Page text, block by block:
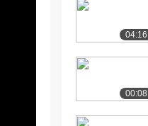
04:16
00:08